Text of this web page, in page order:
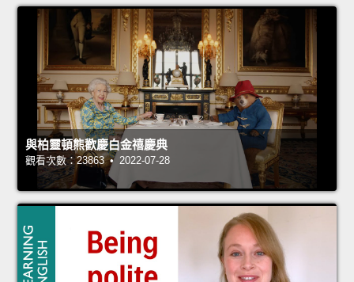
與柏靈頓熊歡慶白金禧慶典
觀看次數：23863 • 2022-07-28